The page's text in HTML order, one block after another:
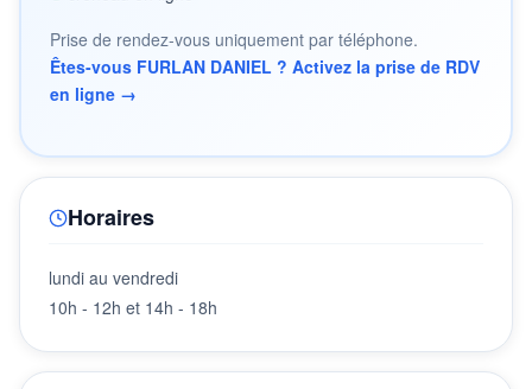
Prise de rendez-vous uniquement par téléphone.
Êtes-vous FURLAN DANIEL ? Activez la prise de RDV
en ligne →
Horaires
lundi au vendredi
10h - 12h et 14h - 18h